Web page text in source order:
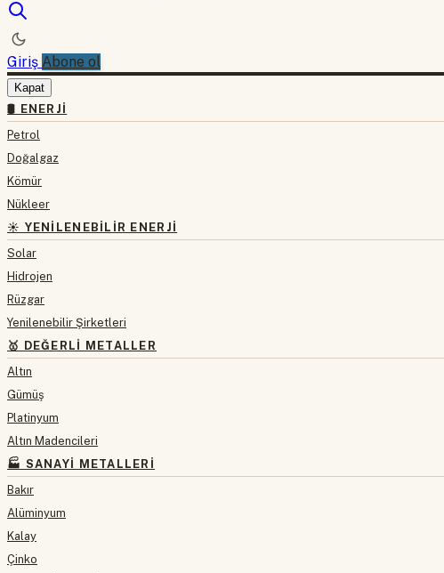
Giriş Abone ol
Kapat
🛢 ENERJI
Petrol
Doğalgaz
Kömür
Nükleer
☀️ YENILENEBILIR ENERJI
Solar
Hidrojen
Rüzgar
Yenilenebilir Şirketleri
🥇 DEĞERLI METALLER
Altın
Gümüş
Platinyum
Altın Madencileri
🏭 SANAYI METALLERI
Bakır
Alüminyum
Kalay
Çinko